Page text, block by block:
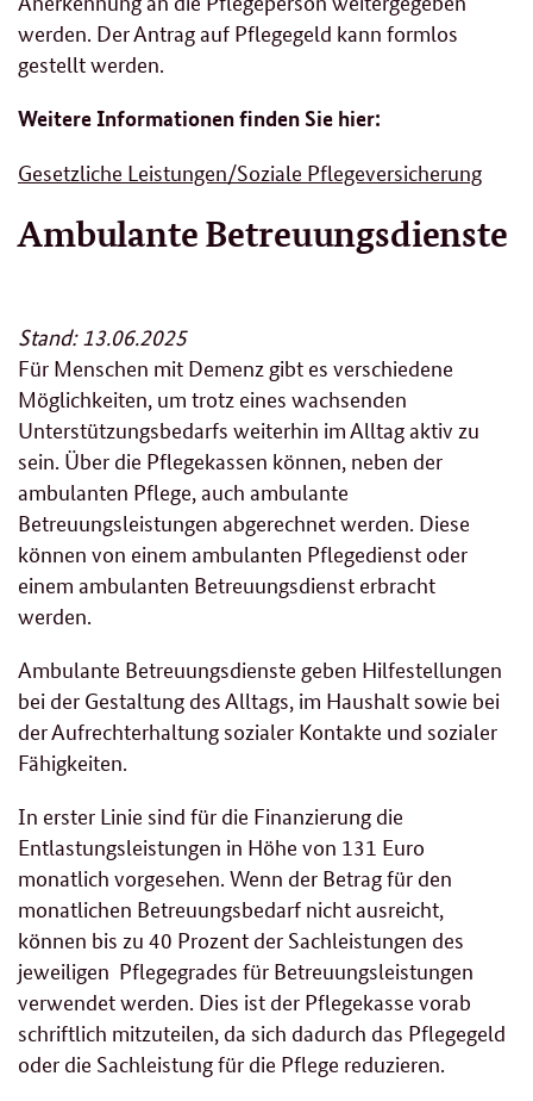
werden. Der Antrag auf Pflegegeld kann formlos
gestellt werden.
Weitere Informationen finden Sie hier:
Gesetzliche Leistungen/Soziale Pflegeversicherung
Ambulante Betreuungsdienste
Stand: 13.06.2025
Für Menschen mit Demenz gibt es verschiedene
Möglichkeiten, um trotz eines wachsenden
Unterstützungsbedarfs weiterhin im Alltag aktiv zu
sein. Über die Pflegekassen können, neben der
ambulanten Pflege, auch ambulante
Betreuungsleistungen abgerechnet werden. Diese
können von einem ambulanten Pflegedienst oder
einem ambulanten Betreuungsdienst erbracht
werden.
Ambulante Betreuungsdienste geben Hilfestellungen
bei der Gestaltung des Alltags, im Haushalt sowie bei
der Aufrechterhaltung sozialer Kontakte und sozialer
Fähigkeiten.
In erster Linie sind für die Finanzierung die
Entlastungsleistungen in Höhe von 131 Euro
monatlich vorgesehen. Wenn der Betrag für den
monatlichen Betreuungsbedarf nicht ausreicht,
können bis zu 40 Prozent der Sachleistungen des
jeweiligen Pflegegrades für Betreuungsleistungen
verwendet werden. Dies ist der Pflegekasse vorab
schriftlich mitzuteilen, da sich dadurch das Pflegegeld
oder die Sachleistung für die Pflege reduzieren.